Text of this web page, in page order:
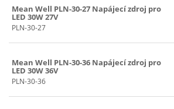
Mean Well PLN-30-27 Napájecí zdroj pro
LED 30W 27V
PLN-30-27
Mean Well PLN-30-36 Napájecí zdroj pro
LED 30W 36V
PLN-30-36